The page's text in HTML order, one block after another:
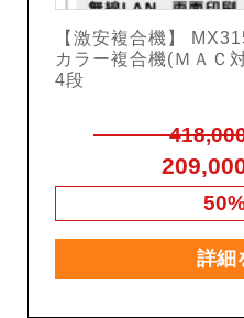
【激安複合機】
カラー複合機(ＭＡＣ
4段
詳細